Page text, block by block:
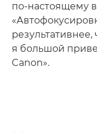
по-настоящему
я большой
Canon».